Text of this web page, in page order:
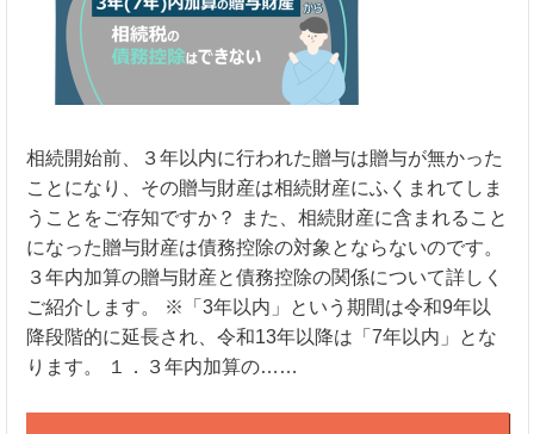
相続開始前、３年以内に行われた贈与は贈与が無かった
ことになり、その贈与財産は相続財産にふくまれてしま
うことをご存知ですか？ また、相続財産に含まれること
になった贈与財産は債務控除の対象とならないのです。
３年内加算の贈与財産と債務控除の関係について詳しく
ご紹介します。 ※「3年以内」という期間は令和9年以
降段階的に延長され、令和13年以降は「7年以内」とな
ります。 １．３年内加算の……